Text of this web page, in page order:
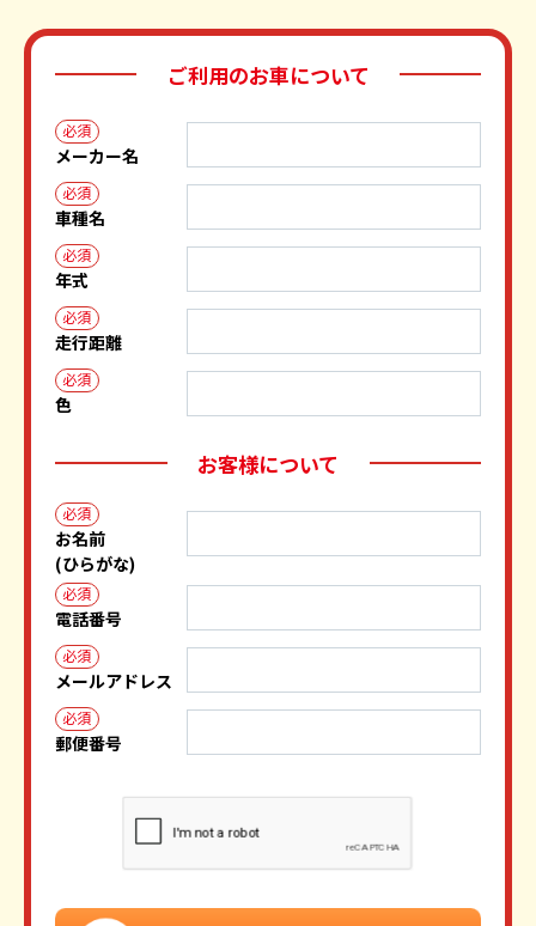
ご利用のお車について
必須
メーカー名
必須
車種名
必須
年式
必須
走行距離
必須
色
お客様について
必須
お名前
(ひらがな)
必須
電話番号
必須
メールアドレス
必須
郵便番号